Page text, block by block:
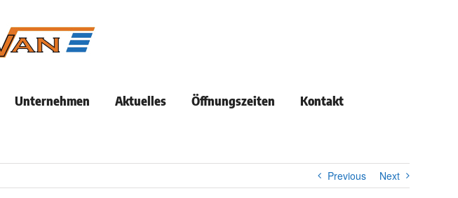
Unternehmen Aktuelles Öffnungszeiten Kontakt
Previous Next